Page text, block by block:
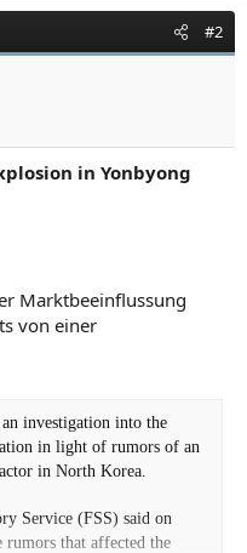
#2
in Yonbyong
Marktbeeinflussung
von einer
investigation into the
in light of rumors of an
in North Korea.
Service (FSS) said on
that affected the